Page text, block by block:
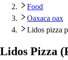
Food
Oaxaca oax
Lidos pizza
Lidos Pizza (